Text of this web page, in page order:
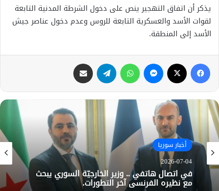
يذكر أن اتفاق التهجير ينص على دخول الشرطة المدنية التابعة
لقوات الأسد والعسكرية التابعة للروس وعدم دخول عناصر جيش
الأسد إلى المنطقة.
فيسبوك ماسنجر واتساب تيلقرام
أخبار سوريا
2026-07-04
في اتصال هاتفي .. وزير الخارجيّة السوري يبحث
مع نظيره الفرنسي آخر التطورات.